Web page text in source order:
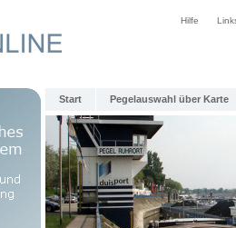
Hilfe
Start Pegelauswahl über Karte